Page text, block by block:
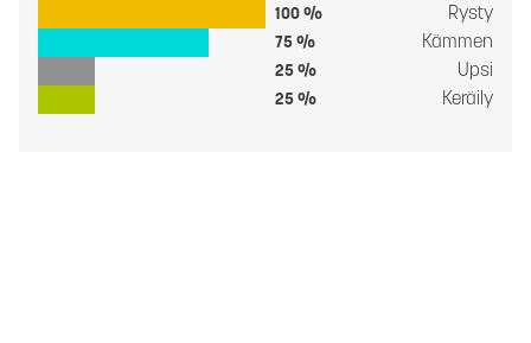
100 % Rysty
75 % Kämmen
25 % Upsi
25 % Keräily